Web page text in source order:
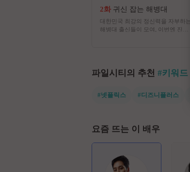
2화 귀신 잡는 해병대
대한민국 최강의 정신력을 자부하는
해병대 출신들이 모여, 이번엔 진짜
여름 납량 오컬트 수색 버라이어티!
파일시티의 추천 #키워드
#넷플릭스 #디즈니플러스
요즘 뜨는 이 배우